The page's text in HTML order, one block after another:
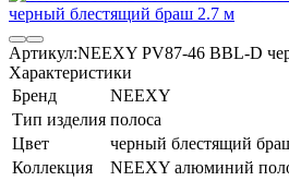
Артикул:NEEXY PV87-46 BBL-D
Характеристики
Бренд
NEEXY
Тип изделия полоса
Цвет
черный блестящий
Коллекция
NEEXY алюминий